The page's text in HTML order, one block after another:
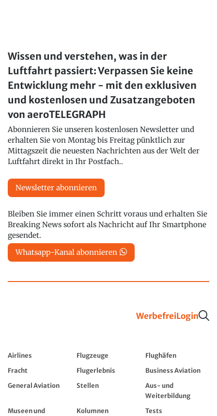
Wissen und verstehen, was in der
Luftfahrt passiert: Verpassen Sie keine
Entwicklung mehr - mit den exklusiven
und kostenlosen und Zusatzangeboten
von aeroTELEGRAPH
Abonnieren Sie unseren kostenlosen Newsletter und
erhalten Sie von Montag bis Freitag pünktlich zur
Mittagszeit die neuesten Nachrichten aus der Welt der
Luftfahrt direkt in Ihr Postfach..
Newsletter abonnieren
Bleiben Sie immer einen Schritt voraus und erhalten Sie
Breaking News sofort als Nachricht auf Ihr Smartphone
gesendet.
Whatsapp-Kanal abonnieren
WerbefreiLogin
Airlines Flugzeuge
Flughäfen
Fracht
Flugerlebnis
Business Aviation
General Aviation
Stellen
Aus- und
Weiterbildung
Museen und
Kolumnen Tests